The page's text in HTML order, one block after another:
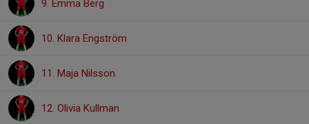
9. Emma Berg
10. Klara Engström
11. Maja Nilsson
12. Olivia Kullman